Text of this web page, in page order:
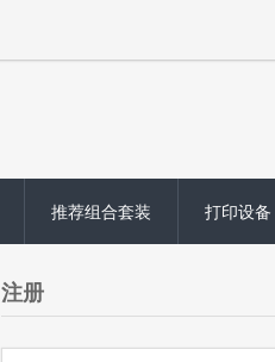
推荐组合套装 打印设备
注册